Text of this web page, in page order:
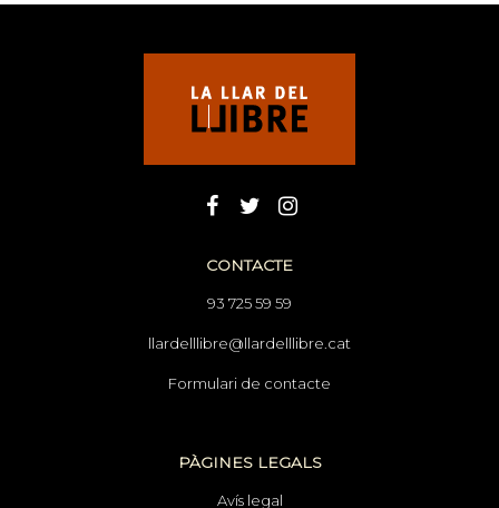
CONTACTE
93 725 59 59
llardelllibre@llardelllibre.cat
Formulari de contacte
PÀGINES LEGALS
Avís legal